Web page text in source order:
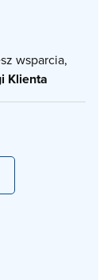
wsparcia,
Klienta